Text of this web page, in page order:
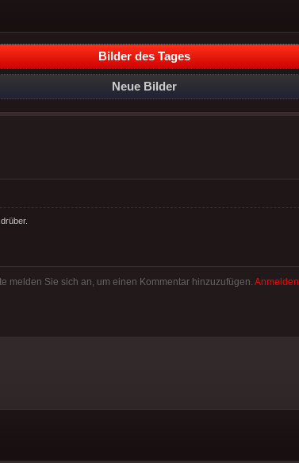
Bilder des Tages
Neue Bilder
melden Sie sich an, um einen Kommentar hinzuzufügen. Anmelden